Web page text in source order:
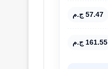
57.47 ج.م
161.55 ج.م